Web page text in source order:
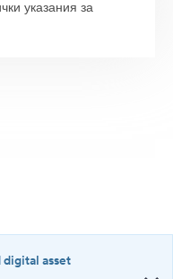
указания за
asset